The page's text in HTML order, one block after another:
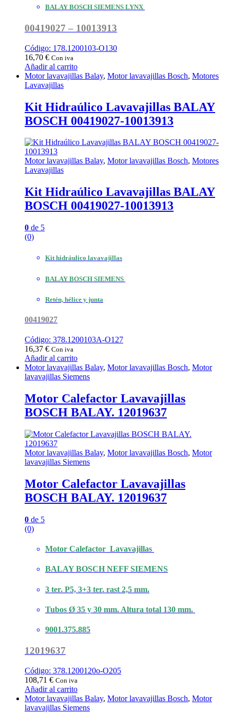
BALAY BOSCH SIEMENS LYNX
00419027 – 10013913
Código: 178.1200103-O130
16,70 € Con iva
Añadir al carrito
Motor lavavajillas Balay, Motor lavavajillas Bosch, Motores
Lavavajillas
Kit Hidraúlico Lavavajillas BALAY
BOSCH 00419027-10013913
Motor lavavajillas Balay, Motor lavavajillas Bosch, Motores
Lavavajillas
Kit Hidraúlico Lavavajillas BALAY
BOSCH 00419027-10013913
0 de 5
(0)
Kit hidráulico lavavajillas
BALAY BOSCH SIEMENS
Retén, hélice y junta
00419027
Código: 378.1200103A-O127
16,37 € Con iva
Añadir al carrito
Motor lavavajillas Balay, Motor lavavajillas Bosch, Motor
lavavajillas Siemens
Motor Calefactor Lavavajillas
BOSCH BALAY. 12019637
Motor lavavajillas Balay, Motor lavavajillas Bosch, Motor
lavavajillas Siemens
Motor Calefactor Lavavajillas
BOSCH BALAY. 12019637
0 de 5
(0)
Motor Calefactor Lavavajillas
BALAY BOSCH NEFF SIEMENS
3 ter. P5, 3+3 ter. rast 2,5 mm.
Tubos Ø 35 y 30 mm. Altura total 130 mm.
9001.375.885
12019637
Código: 378.1200120o-O205
108,71 € Con iva
Añadir al carrito
Motor lavavajillas Balay, Motor lavavajillas Bosch, Motor
lavavajillas Siemens